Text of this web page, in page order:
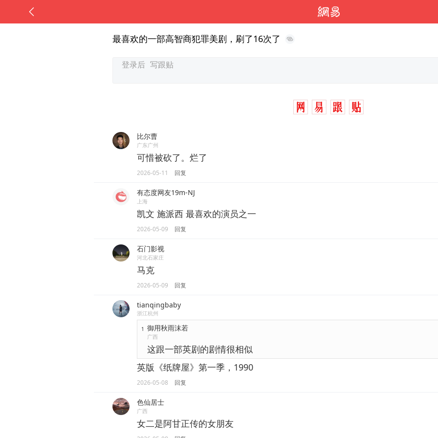
最喜欢的一部高智商犯罪美剧，刷了16次了
比尔曹
广东广州
可惜被砍了。烂了
2026-05-11 回复
有态度网友19m-NJ
上海
凯文 施派西 最喜欢的演员之一
2026-05-09 回复
石门影视
河北石家庄
马克
2026-05-09 回复
tianqingbaby
浙江杭州
1 御用秋雨沫若
广西
这跟一部英剧的剧情很相似
英版《纸牌屋》第一季，1990
2026-05-08 回复
色仙居士
广西
女二是阿甘正传的女朋友